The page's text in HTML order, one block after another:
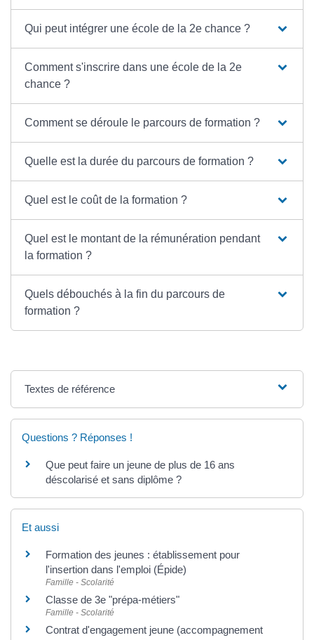
Qui peut intégrer une école de la 2e chance ?
Comment s'inscrire dans une école de la 2e
chance ?
Comment se déroule le parcours de formation ?
Quelle est la durée du parcours de formation ?
Quel est le coût de la formation ?
Quel est le montant de la rémunération pendant
la formation ?
Quels débouchés à la fin du parcours de
formation ?
Textes de référence
Questions ? Réponses !
Que peut faire un jeune de plus de 16 ans
déscolarisé et sans diplôme ?
Et aussi
Formation des jeunes : établissement pour
l'insertion dans l'emploi (Épide)
Famille - Scolarité
Classe de 3e "prépa-métiers"
Famille - Scolarité
Contrat d'engagement jeune (accompagnement